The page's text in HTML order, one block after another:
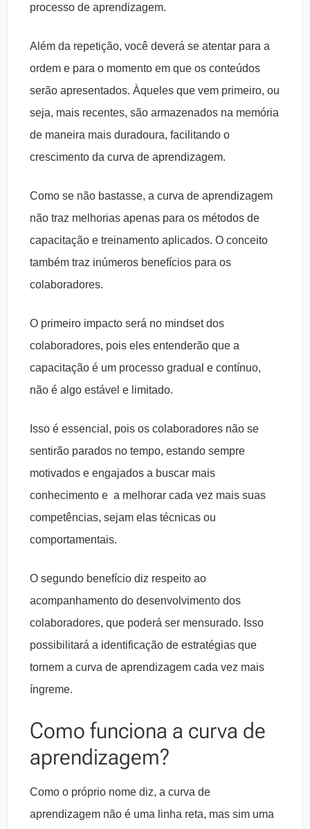
processo de aprendizagem.
Além da repetição, você deverá se atentar para a
ordem e para o momento em que os conteúdos
serão apresentados. Àqueles que vem primeiro, ou
seja, mais recentes, são armazenados na memória
de maneira mais duradoura, facilitando o
crescimento da curva de aprendizagem.
Como se não bastasse, a curva de aprendizagem
não traz melhorias apenas para os métodos de
capacitação e treinamento aplicados. O conceito
também traz inúmeros benefícios para os
colaboradores.
O primeiro impacto será no mindset dos
colaboradores, pois eles entenderão que a
capacitação é um processo gradual e contínuo,
não é algo estável e limitado.
Isso é essencial, pois os colaboradores não se
sentirão parados no tempo, estando sempre
motivados e engajados a buscar mais
conhecimento e a melhorar cada vez mais suas
competências, sejam elas técnicas ou
comportamentais.
O segundo benefício diz respeito ao
acompanhamento do desenvolvimento dos
colaboradores, que poderá ser mensurado. Isso
possibilitará a identificação de estratégias que
tornem a curva de aprendizagem cada vez mais
íngreme.
Como funciona a curva de
aprendizagem?
Como o próprio nome diz, a curva de
aprendizagem não é uma linha reta, mas sim uma